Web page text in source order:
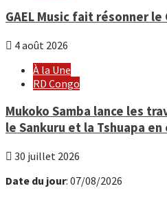
GAEL Music fait résonner le
4 août 2026
À la Une
RD Congo
Mukoko Samba lance les
le Sankuru et la Tshuapa
30 juillet 2026
Date du jour: 07/08/2026